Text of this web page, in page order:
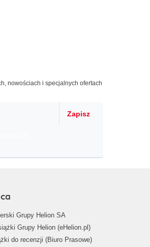
nowościach i specjalnych ofertach
Zapisz
Grupy Helion SA
Grupy Helion (eHelion.pl)
do recenzji (Biuro Prasowe)